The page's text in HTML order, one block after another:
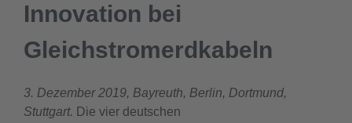
Innovation bei
Gleichstromerdkabeln
3. Dezember 2019, Bayreuth, Berlin, Dortmund,
Stuttgart. Die vier deutschen